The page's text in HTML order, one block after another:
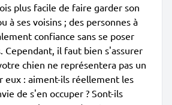
plus facile de faire garder son
à ses voisins ; des personnes à
confiance sans se poser
Cependant, il faut bien s'assurer
chien ne représentera pas un
eux : aiment-ils réellement les
de s'en occuper ? Sont-ils